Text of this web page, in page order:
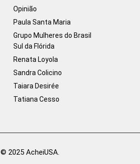
Opinião
Paula Santa Maria
Grupo Mulheres do Brasil
Sul da Flórida
Renata Loyola
Sandra Colicino
Taiara Desirée
Tatiana Cesso
© 2025 AcheiUSA.